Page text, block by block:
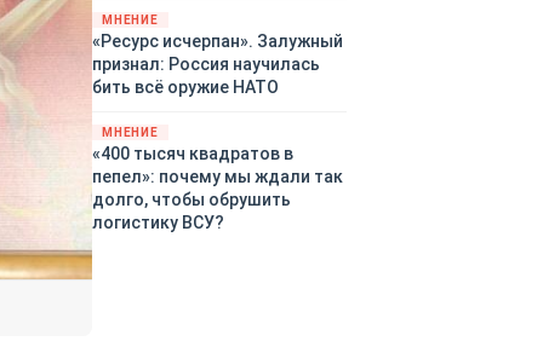
края, Республики Крым и над
акваторией Азовского моря.
МНЕНИЕ
«Ресурс исчерпан». Залужный
признал: Россия научилась
бить всё оружие НАТО
МНЕНИЕ
«400 тысяч квадратов в
пепел»: почему мы ждали так
долго, чтобы обрушить
логистику ВСУ?